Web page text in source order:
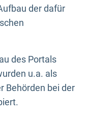
der dafür
des Portals
u.a. als
Behörden bei der